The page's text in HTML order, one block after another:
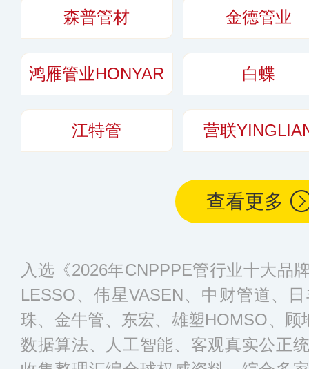
森普管材 金德管业
鸿雁管业HONYAR 白蝶
江特管 营联
查看更多
入选《2026年CNPPPE管行业十大品
LESSO、伟星VASEN、中财管道、
珠、金牛管、东宏、雄塑HOMSO、顾
数据算法、人工智能、客观真实公正